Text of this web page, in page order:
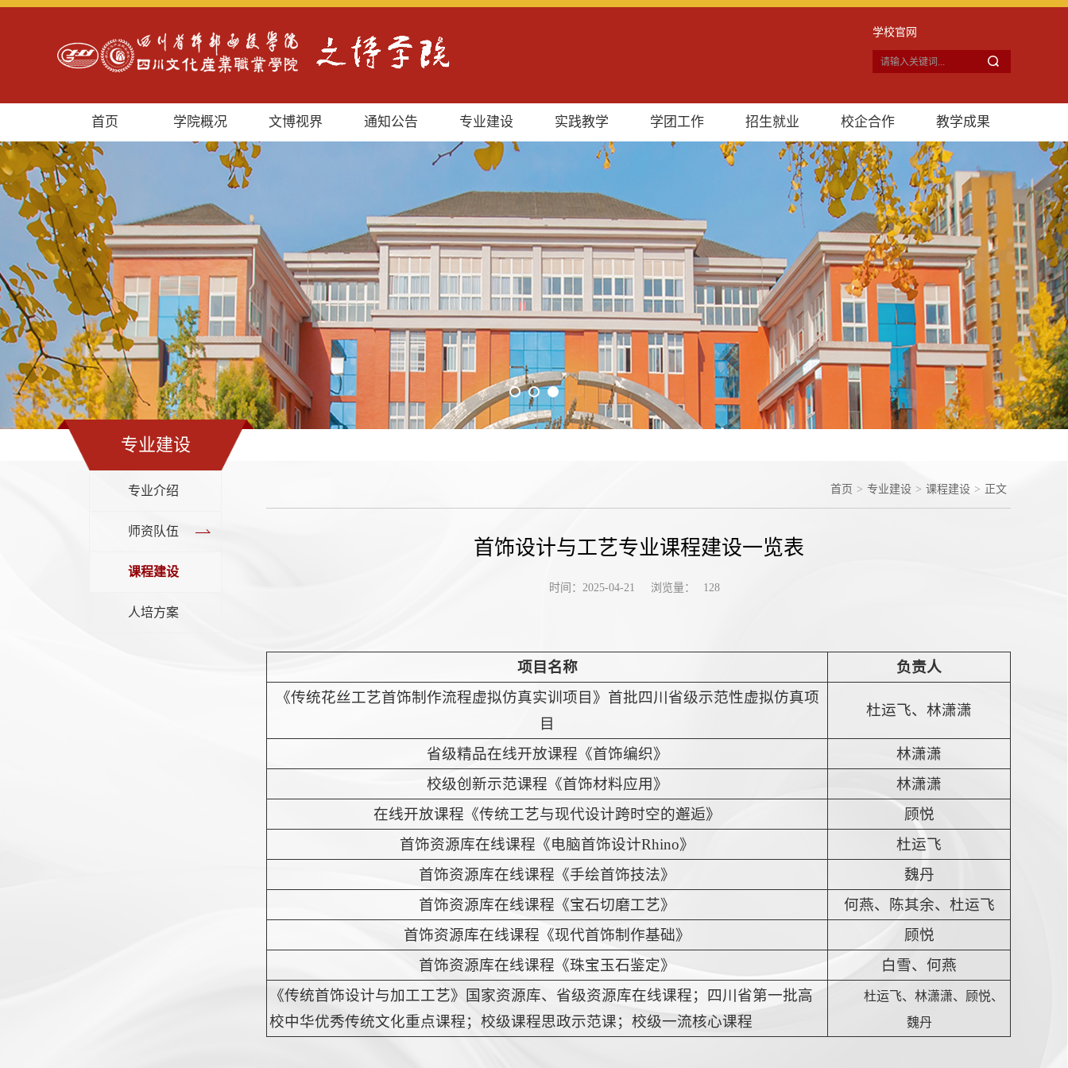
学校官网
首页 学院概况 文博视界 通知公告 专业建设 实践教学 学团工作 招生就业 校企合作 教学成果
专业建设
专业介绍
师资队伍
课程建设
人培方案
首页 > 专业建设 > 课程建设 > 正文
首饰设计与工艺专业课程建设一览表
时间：2025-04-21 浏览量： 128
项目名称
负责人
《传统花丝工艺首饰制作流程虚拟仿真实训项目》首批四川省级示范性虚拟仿真项
目
杜运飞、林潇潇
省级精品在线开放课程《首饰编织》
林潇潇
校级创新示范课程《首饰材料应用》
林潇潇
在线开放课程《传统工艺与现代设计跨时空的邂逅》
顾悦
首饰资源库在线课程《电脑首饰设计Rhino》
杜运飞
首饰资源库在线课程《手绘首饰技法》
魏丹
首饰资源库在线课程《宝石切磨工艺》
何燕、陈其余、杜运飞
首饰资源库在线课程《现代首饰制作基础》
顾悦
首饰资源库在线课程《珠宝玉石鉴定》
白雪、何燕
《传统首饰设计与加工工艺》国家资源库、省级资源库在线课程；四川省第一批高
校中华优秀传统文化重点课程；校级课程思政示范课；校级一流核心课程
杜运飞、林潇潇、顾悦、
魏丹